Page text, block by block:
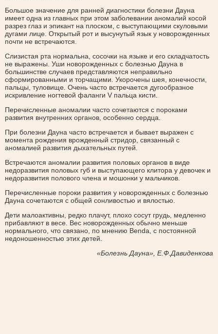
Большое значение для ранней диагностики болезни Дауна
имеет одна из главных при этом заболевании аномалий косой
разрез глаз и эпикант на плоском, с выступающими скуловыми
дугами лице. Открытый рот и высунутый язык у новорожденных
почти не встречаются.
Слизистая рта нормальна, сосочки на языке и его складчатость
не выражены. Уши новорожденных с болезнью Дауна в
большинстве случаев представляются неправильно
сформированными и торчащими. Укорочены шея, конечности,
пальцы, туловище. Очень часто встречается дугообразное
искривление ногтевой фаланги V пальца кисти.
Перечисленные аномалии часто сочетаются с пороками
развития внутренних органов, особенно сердца.
При болезни Дауна часто встречается и бывает выражен с
момента рождения врожденный стридор, связанный с
аномалией развития дыхательных путей.
Встречаются аномалии развития половых органов в виде
недоразвития половых губ и выступающего клитора у девочек и
недоразвития полового члена и мошонки у мальчиков.
Перечисленные пороки развития у новорожденных с болезнью
Дауна сочетаются с общей сонливостью и вялостью.
Дети малоактивны, редко плачут, плохо сосут грудь, медленно
прибавляют в весе. Вес новорожденных обычно меньше
нормального, что связано, по мнению Benda, с постоянной
недоношенностью этих детей.
«Болезнь Дауна», Е.Ф.Давиденкова